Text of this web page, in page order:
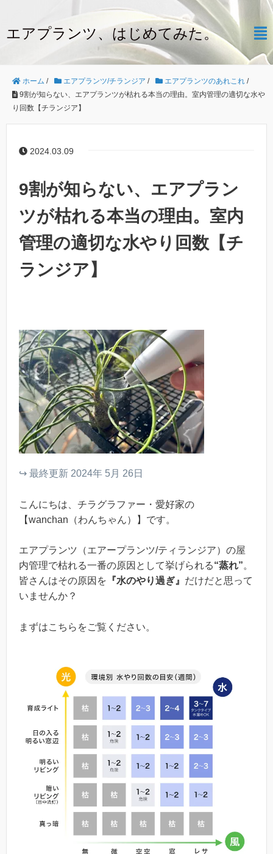
エアプランツ、はじめてみた。
ホーム / エアプランツ/チランジア / エアプランツのあれこれ /
9割が知らない、エアプランツが枯れる本当の理由。室内管理の適切な水や
り回数【チランジア】
2024.03.09
9割が知らない、エアプラン
ツが枯れる本当の理由。室内
管理の適切な水やり回数【チ
ランジア】
↪︎ 最終更新 2024年 5月 26日
こんにちは、チラグラファー・愛好家の
【wanchan（わんちゃん）】です。
エアプランツ（エアープランツ/ティランジア）の屋
内管理で枯れる一番の原因として挙げられる“蒸れ”。
皆さんはその原因を 『水のやり過ぎ』 だけだと思って
いませんか？
まずはこちらをご覧ください。